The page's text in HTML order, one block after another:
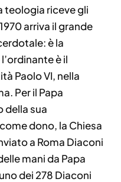
teologia riceve gli
arriva il grande
è la
è il
Paolo VI, nella
Per il Papa
della sua
dono, la Chiesa
a Roma Diaconi
mani da Papa
dei 278 Diaconi